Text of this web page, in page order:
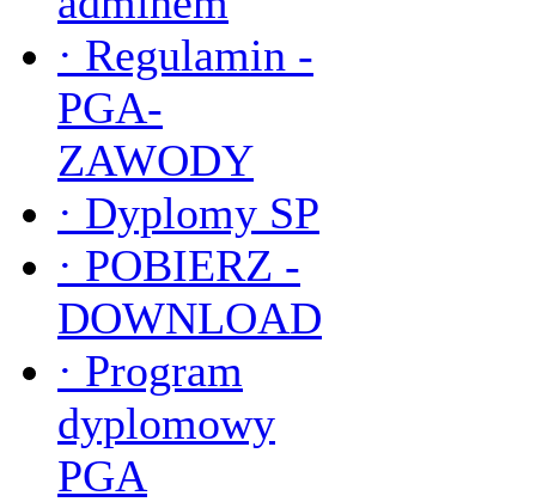
· Regulamin -
PGA-
ZAWODY
· Dyplomy SP
· POBIERZ -
DOWNLOAD
· Program
dyplomowy
PGA